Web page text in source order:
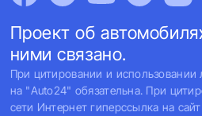
Проект об
ними связано.
При цитировании и
на "Auto24" обязательна. При
сети Интернет гиперссылка на